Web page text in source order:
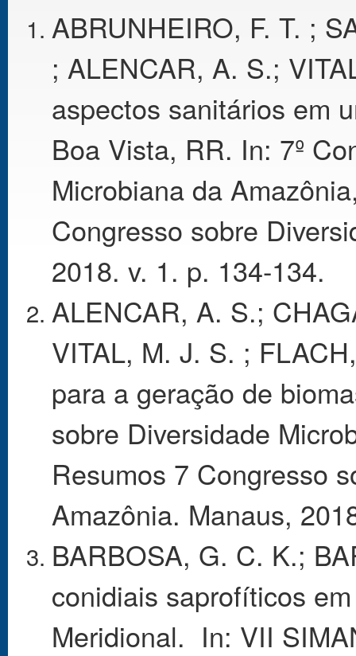
ABRUNHEIRO, F. T. ;
; ALENCAR, A. S.;
aspectos sanitários em
Boa Vista, RR. In: 7º
Microbiana da
Congresso sobre
2018. v. 1. p. 134-134.
ALENCAR, A. S.;
VITAL, M. J. S. ;
para a geração de
sobre Diversidade
Resumos 7 Congresso
Amazônia. Manaus,
BARBOSA, G. C. K.;
conidiais saprofíticos
Meridional. In: VII